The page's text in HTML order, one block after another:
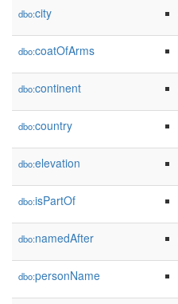
dbo:city
dbo:coatOfArms
dbo:continent
dbo:country
dbo:elevation
dbo:isPartOf
dbo:namedAfter
dbo:personName